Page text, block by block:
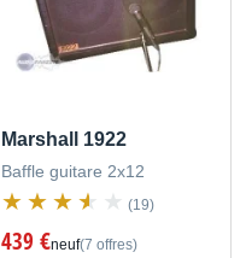
Marshall 1922
Baffle guitare 2x12
(19)
439 €neuf(7 offres)